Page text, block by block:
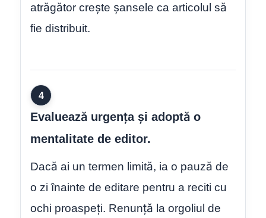
atrăgător crește șansele ca articolul să
fie distribuit.
4
Evaluează urgența și adoptă o
mentalitate de editor.
Dacă ai un termen limită, ia o pauză de
o zi înainte de editare pentru a reciti cu
ochi proaspeți. Renunță la orgoliul de